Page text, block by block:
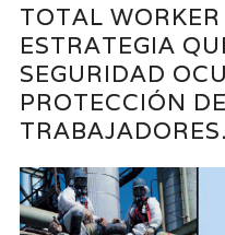
TOTAL
ESTRATEGIA
SEGURIDAD
PROTECCIÓN
TRABAJADORES.